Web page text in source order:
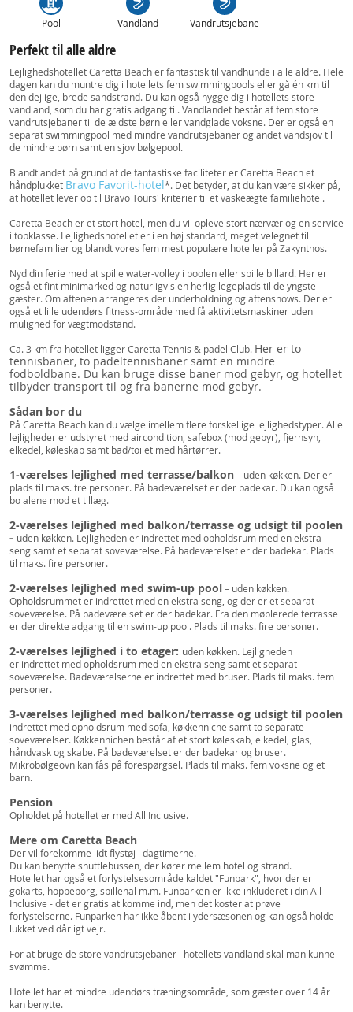
Pool Vandland Vandrutsjebane
Perfekt til alle aldre
Lejlighedshotellet Caretta Beach er fantastisk til vandhunde i alle aldre. Hele
dagen kan du muntre dig i hotellets fem swimmingpools eller gå én km til
den dejlige, brede sandstrand. Du kan også hygge dig i hotellets store
vandland, som du har gratis adgang til. Vandlandet består af fem store
vandrutsjebaner til de ældste børn eller vandglade voksne. Der er også en
separat swimmingpool med mindre vandrutsjebaner og andet vandsjov til
de mindre børn samt en sjov bølgepool.
Blandt andet på grund af de fantastiske faciliteter er Caretta Beach et
håndplukket Bravo Favorit-hotel*. Det betyder, at du kan være sikker på,
at hotellet lever op til Bravo Tours' kriterier til et vaskeægte familiehotel.
Caretta Beach er et stort hotel, men du vil opleve stort nærvær og en service
i topklasse. Lejlighedshotellet er i en høj standard, meget velegnet til
børnefamilier og blandt vores fem mest populære hoteller på Zakynthos.
Nyd din ferie med at spille water-volley i poolen eller spille billard. Her er
også et fint minimarked og naturligvis en herlig legeplads til de yngste
gæster. Om aftenen arrangeres der underholdning og aftenshows. Der er
også et lille udendørs fitness-område med få aktivitetsmaskiner uden
mulighed for vægtmodstand.
Ca. 3 km fra hotellet ligger Caretta Tennis & padel Club. Her er to
tennisbaner, to padeltennisbaner samt en mindre
fodboldbane. Du kan bruge disse baner mod gebyr, og hotellet
tilbyder transport til og fra banerne mod gebyr.
Sådan bor du
På Caretta Beach kan du vælge imellem flere forskellige lejlighedstyper. Alle
lejligheder er udstyret med aircondition, safebox (mod gebyr), fjernsyn,
elkedel, køleskab samt bad/toilet med hårtørrer.
1-værelses lejlighed med terrasse/balkon– uden køkken. Der er
plads til maks. tre personer. På badeværelset er der badekar. Du kan også
bo alene mod et tillæg.
2-værelses lejlighed med balkon/terrasse og udsigt til poolen
- uden køkken. Lejligheden er indrettet med opholdsrum med en ekstra
seng samt et separat soveværelse. På badeværelset er der badekar. Plads
til maks. fire personer.
2-værelses lejlighed med swim-up pool– uden køkken.
Opholdsrummet er indrettet med en ekstra seng, og der er et separat
soveværelse. På badeværelset er der badekar. Fra den møblerede terrasse
er der direkte adgang til en swim-up pool. Plads til maks. fire personer.
2-værelses lejlighed i to etager: uden køkken. Lejligheden
er indrettet med opholdsrum med en ekstra seng samt et separat
soveværelse. Badeværelserne er indrettet med bruser. Plads til maks. fem
personer.
3-værelses lejlighed med balkon/terrasse og udsigt til poolen
indrettet med opholdsrum med sofa, køkkenniche samt to separate
soveværelser. Køkkennichen består af et stort køleskab, elkedel, glas,
håndvask og skabe. På badeværelset er der badekar og bruser.
Mikrobølgeovn kan fås på forespørgsel. Plads til maks. fem voksne og et
barn.
Pension
Opholdet på hotellet er med All Inclusive.
Mere om Caretta Beach
Der vil forekomme lidt flystøj i dagtimerne.
Du kan benytte shuttlebussen, der kører mellem hotel og strand.
Hotellet har også et forlystelsesområde kaldet "Funpark", hvor der er
gokarts, hoppeborg, spillehal m.m. Funparken er ikke inkluderet i din All
Inclusive - det er gratis at komme ind, men det koster at prøve
forlystelserne. Funparken har ikke åbent i ydersæsonen og kan også holde
lukket ved dårligt vejr.
For at bruge de store vandrutsjebaner i hotellets vandland skal man kunne
svømme.
Hotellet har et mindre udendørs træningsområde, som gæster over 14 år
kan benytte.